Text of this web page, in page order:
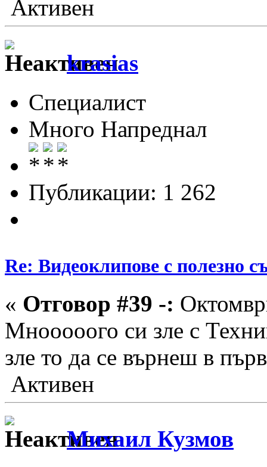
Активен
krasias
Специалист
Много Напреднал
Публикации: 1 262
Re: Видеоклипове с полезно
« Отговор #39 -:
Мнооооого си зле с
зле то да се върнеш в
Активен
Михаил Кузмов